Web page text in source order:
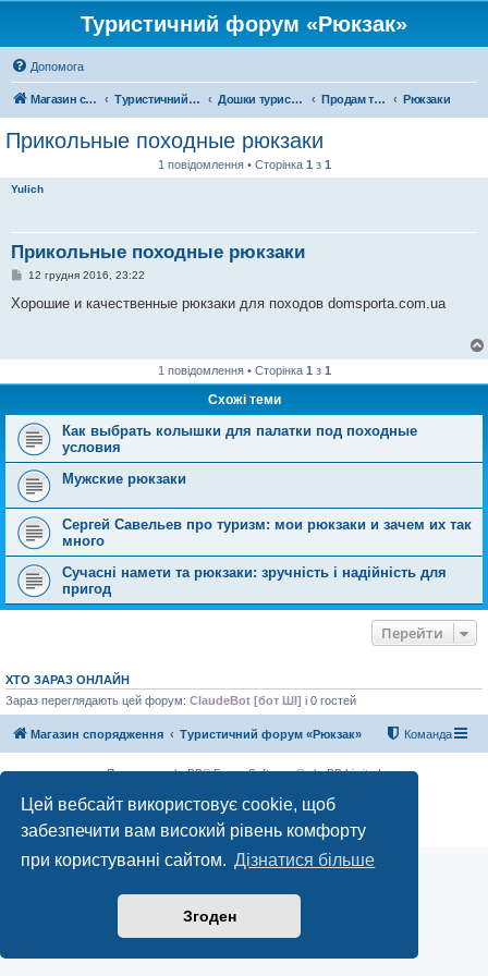
Цей вебсайт використовує cookie, щоб
забезпечити вам високий рівень комфорту
при користуванні сайтом. Дізнатися більше
Згоден
Туристичний форум «Рюкзак»
Допомога
Магазин спорядження Туристичний форум «Рюкзак» Дошки туристичних оголошень Продам туристичне спорядження Рюкзаки
Прикольные походные рюкзаки
1 повідомлення • Сторінка 1 з 1
Yulich
Прикольные походные рюкзаки
П
в
я
12 грудня 2016, 23:22
Хорошие и качественные рюкзаки для походов domsporta.com.ua
1 повідомлення • Сторінка 1 з 1
Схожі теми
Как выбрать колышки для палатки под походные
условия
Мужские рюкзаки
Сергей Савельев про туризм: мои рюкзаки и зачем их так
много
Сучасні намети та рюкзаки: зручність і надійність для
пригод
Перейти
ХТО ЗАРАЗ ОНЛАЙН
Зараз переглядають цей форум: ClaudeBot [бот ШІ] і 0 гостей
Магазин спорядження Туристичний форум «Рюкзак» Команда
Працює на phpBB® Forum Software © phpBB Limited